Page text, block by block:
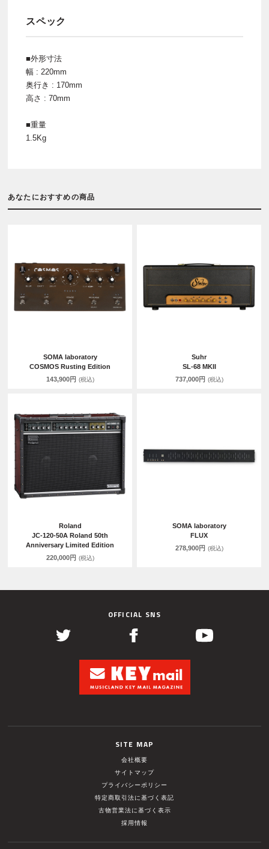
スペック
■外形寸法
幅 : 220mm
奥行き : 170mm
高さ : 70mm
■重量
1.5Kg
あなたにおすすめの商品
SOMA laboratory
COSMOS Rusting Edition
143,900円 (税込)
Suhr
SL-68 MKII
737,000円 (税込)
Roland
JC-120-50A Roland 50th
Anniversary Limited Edition
220,000円 (税込)
SOMA laboratory
FLUX
278,900円 (税込)
OFFICIAL SNS
SITE MAP
会社概要
サイトマップ
プライバシーポリシー
特定商取引法に基づく表記
古物営業法に基づく表示
採用情報